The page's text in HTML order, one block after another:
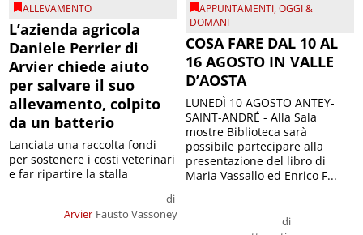
ALLEVAMENTO
L’azienda agricola
Daniele Perrier di
Arvier chiede aiuto
per salvare il suo
allevamento, colpito
da un batterio
Arvier
di
Fausto Vassoney
Lanciata una raccolta fondi
per sostenere i costi veterinari
e far ripartire la stalla
APPUNTAMENTI,OGGI &
DOMANI
COSA FARE DAL 10 AL
16 AGOSTO IN VALLE
D’AOSTA
di
LUNEDÌ 10 AGOSTO ANTEY-
SAINT-ANDRÉ - Alla Sala
mostre Biblioteca sarà
possibile partecipare alla
presentazione del libro di
Maria Vassallo ed Enrico F...